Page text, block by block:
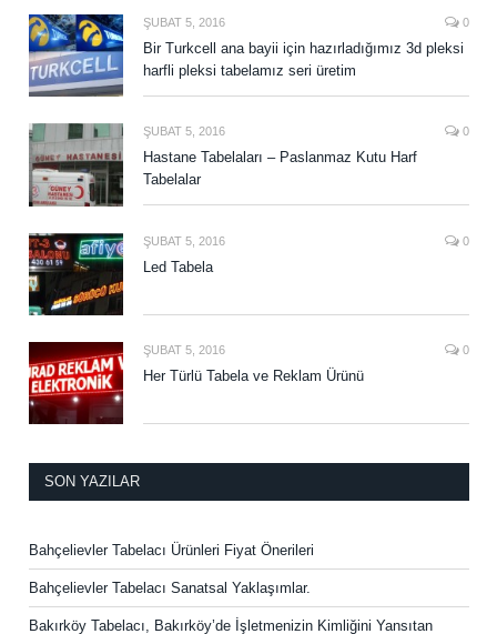
ŞUBAT 5, 2016 0
Bir Turkcell ana bayii için hazırladığımız 3d pleksi
harfli pleksi tabelamız seri üretim
ŞUBAT 5, 2016 0
Hastane Tabelaları – Paslanmaz Kutu Harf
Tabelalar
ŞUBAT 5, 2016 0
Led Tabela
ŞUBAT 5, 2016 0
Her Türlü Tabela ve Reklam Ürünü
SON YAZILAR
Bahçelievler Tabelacı Ürünleri Fiyat Önerileri
Bahçelievler Tabelacı Sanatsal Yaklaşımlar.
Bakırköy Tabelacı, Bakırköy’de İşletmenizin Kimliğini Yansıtan